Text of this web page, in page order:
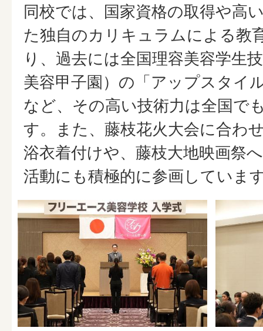
同校では、国家資格の取得や高
た独自のカリキュラムによる教
り、過去には全国理容美容学生
美容甲子園）の「アップスタイ
など、その高い技術力は全国で
す。また、藤枝花火大会に合わ
浴衣着付けや、藤枝大地映画祭
活動にも積極的に参画していま